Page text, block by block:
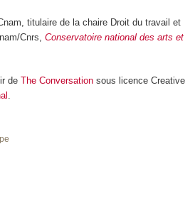
titulaire de la chaire Droit du travail et
Cnrs, Conservatoire national des arts et
de The Conversationsous licence Creative
.